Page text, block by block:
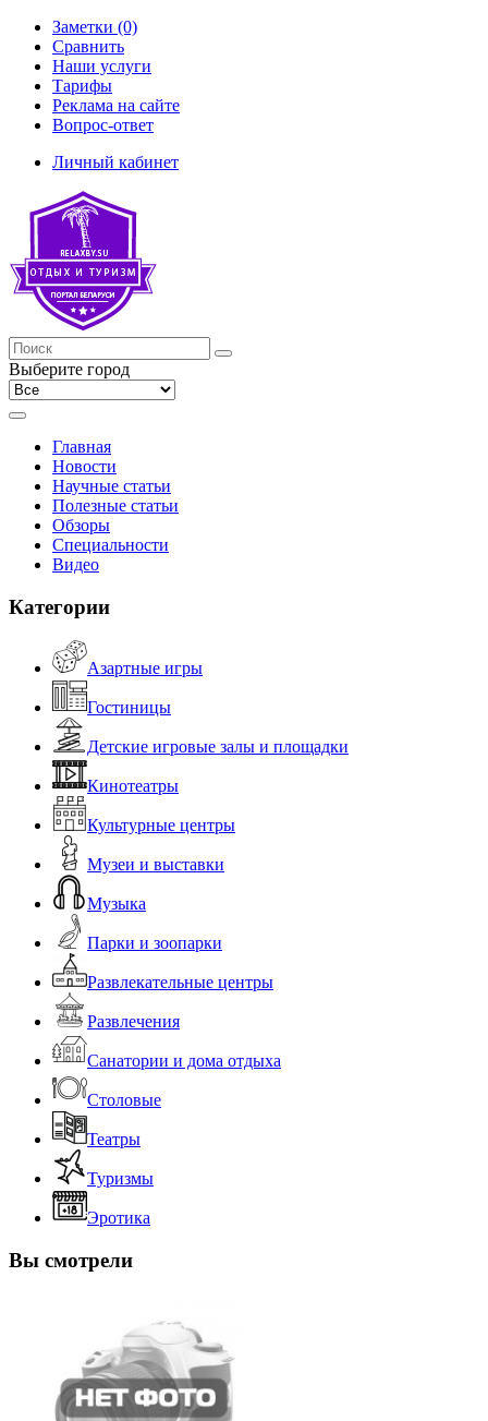
Заметки (0)
Сравнить
Наши услуги
Тарифы
Реклама на сайте
Вопрос-ответ
Личный кабинет
Выберите город
Главная
Новости
Научные статьи
Полезные статьи
Обзоры
Специальности
Видео
Категории
Азартные игры
Гостиницы
Детские игровые залы и площадки
Кинотеатры
Культурные центры
Музеи и выставки
Музыка
Парки и зоопарки
Развлекательные центры
Развлечения
Санатории и дома отдыха
Столовые
Театры
Туризмы
Эротика
Вы смотрели